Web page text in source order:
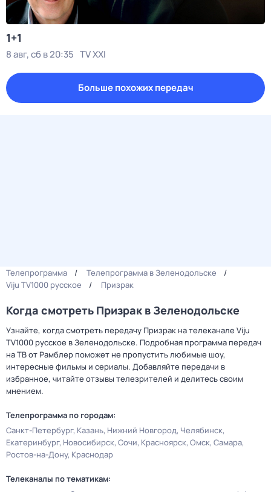
1+1
8 авг, сб в 20:35 TV XXI
Больше похожих передач
Телепрограмма
Телепрограмма в Зеленодольске
Viju TV1000 русское
Призрак
Когда смотреть Призрак в Зеленодольске
Узнайте, когда смотреть передачу Призрак на телеканале Viju
TV1000 русское в Зеленодольске. Подробная программа передач
на ТВ от Рамблер поможет не пропустить любимые шоу,
интересные фильмы и сериалы. Добавляйте передачи в
избранное, читайте отзывы телезрителей и делитесь своим
мнением.
Телепрограмма по городам:
Санкт-Петербург Казань Нижний Новгород Челябинск
Екатеринбург Новосибирск Сочи Красноярск Омск Самара
Ростов-на-Дону Краснодар
Телеканалы по тематикам: